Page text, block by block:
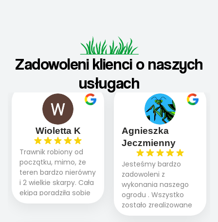
Zadowoleni klienci o naszych
usługach
Wioletta K
Trawnik robiony od
początku, mimo, że
teren bardzo nierówny
i 2 wielkie skarpy. Cała
ekipa poradziła sobie
WSPANIALE od
Agnieszka
Jeczmienny
Jesteśmy bardzo
zadowoleni z
wykonania naszego
ogrodu . Wszystko
zostało zrealizowane
fachowo, rzetelnie i